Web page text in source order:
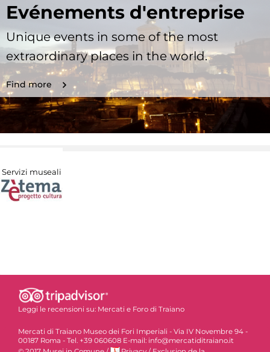
Evénements d'entreprise
Unique events in some of the most
extraordinary places in the world.
Find more
Servizi museali
Leggi le recensioni su: Mercati e Foro di Traiano
Mercati di Traiano Museo dei Fori Imperiali - Via IV Novembre 94 -
00187 Roma - Tel. +39 060608 E-mail: info@mercatiditraiano.it